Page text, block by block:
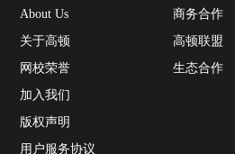
About Us
关于高顿
网校荣誉
加入我们
版权声明
用户服务协议
商务合作
高顿联盟
生态合作